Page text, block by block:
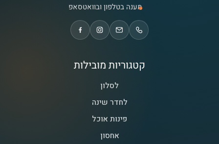
מענה בטלפון ובוואטסאפ
קטגוריות מובילות
לסלון
לחדר שינה
פינות אוכל
אחסון